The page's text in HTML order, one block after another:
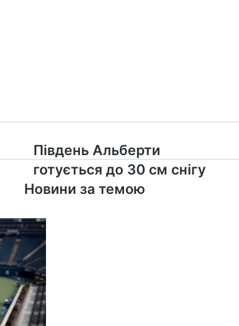
Південь
Альберти
готується
до
30
снігу
Південь Альберти
готується до 30 см снігу
Новини за темою